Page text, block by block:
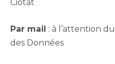
Ciotat
Par mail : à l’attention
des Données